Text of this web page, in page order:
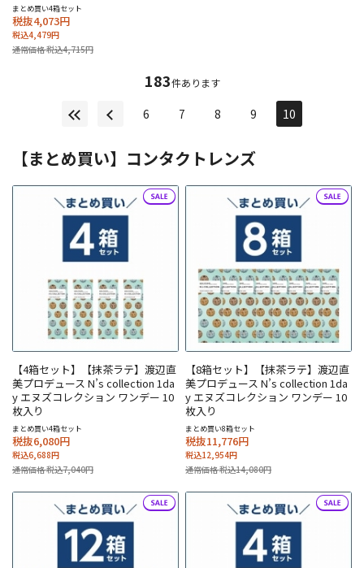
まとめ買い4箱セット
税抜4,073円
税込4,479円
通常価格 税込4,715円
183件あります
6 7 8 9 10
【まとめ買い】コンタクトレンズ
【4箱セット】【抹茶ラテ】渡辺直
美プロデュース N’s collection 1da
y エヌズコレクション ワンデー 10
枚入り
まとめ買い4箱セット
税抜6,080円
税込6,688円
通常価格 税込7,040円
【8箱セット】【抹茶ラテ】渡辺直
美プロデュース N’s collection 1da
y エヌズコレクション ワンデー 10
枚入り
まとめ買い8箱セット
税抜11,776円
税込12,954円
通常価格 税込14,080円